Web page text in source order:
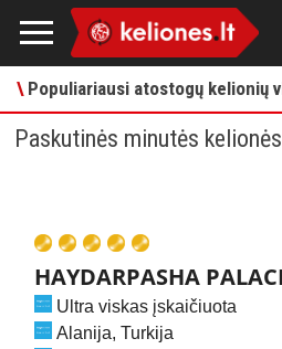
\Populiariausi atostogų kelionių
Paskutinės minutės
HAYDARPASHA
Ultra viskas įskaičiuota
Alanija, Turkija